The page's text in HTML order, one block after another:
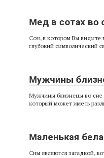
Мед в сотах во
Сон, в котором Вы видите
глубокий символический
Мужчины
Мужчины близнецы во
который может иметь
Маленькая
Сны являются загадкой,